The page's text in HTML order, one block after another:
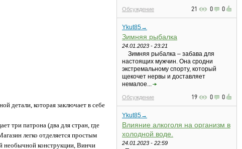
Обсуждение 21 0 0
Ykut85→
Зимняя рыбалка
24.01.2023 - 23:21
Зимняя рыбалка – забава для
настоящих мужчин. Она сродни
экстремальному спорту, который
щекочет нервы и доставляет
немалое...
Обсуждение 19 0 0
Ykut85→
Влияние алкоголя на организм в
холодной воде.
24.01.2023 - 22:59
детали, которая заключает в себе
три патрона (два для стран, где
легко отделяется простым
необычной конструкции, Винчи